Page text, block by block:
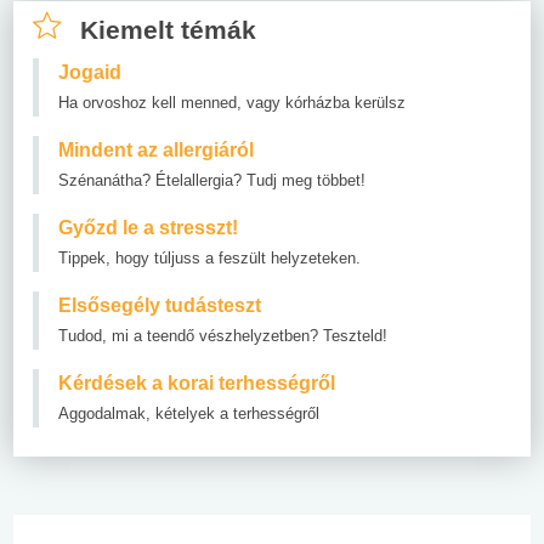
Kiemelt témák
Jogaid
Ha orvoshoz kell menned, vagy kórházba kerülsz
Mindent az allergiáról
Szénanátha? Ételallergia? Tudj meg többet!
Győzd le a stresszt!
Tippek, hogy túljuss a feszült helyzeteken.
Elsősegély tudásteszt
Tudod, mi a teendő vészhelyzetben? Teszteld!
Kérdések a korai terhességről
Aggodalmak, kételyek a terhességről